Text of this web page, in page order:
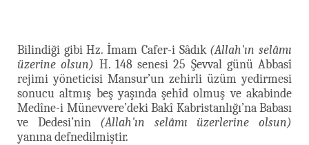
Bilindiği gibi Hz. İmam Cafer-i Sâdık (Allah'ın selâmı
üzerine olsun) H. 148 senesi 25 Şevval günü Abbasî
rejimi yöneticisi Mansur’un zehirli üzüm yedirmesi
sonucu altmış beş yaşında şehîd olmuş ve akabinde
Medîne-i Münevvere’deki Bakî Kabristanlığı’na Babası
ve Dedesi’nin (Allah'ın selâmı üzerlerine olsun)
yanına defnedilmiştir.